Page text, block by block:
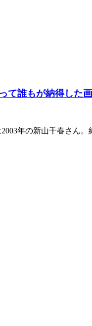
て誰もが納得した
年の新山千春さん